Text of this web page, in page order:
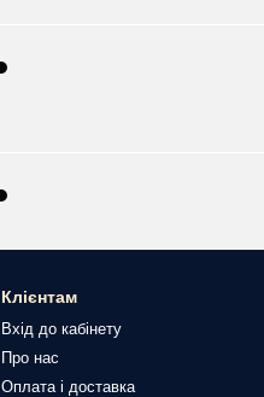
Клієнтам
Вхід до кабінету
Про нас
Оплата і доставка